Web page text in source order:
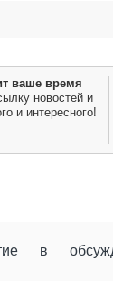
ваше время
новостей и
и интересного!
в